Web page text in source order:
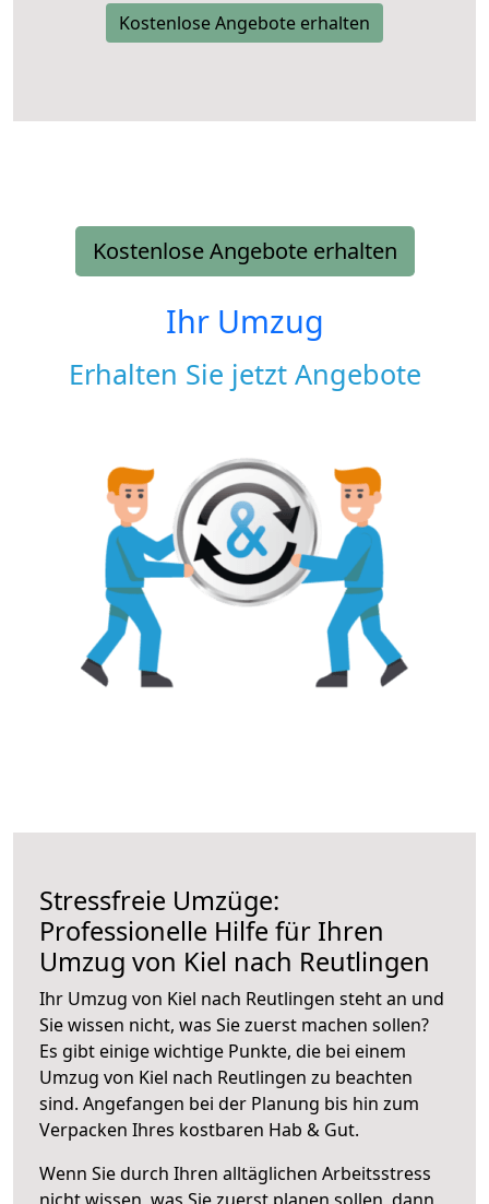
Kostenlose Angebote erhalten
Kostenlose Angebote erhalten
Ihr Umzug
Erhalten Sie jetzt Angebote
Stressfreie Umzüge:
Professionelle Hilfe für Ihren
Umzug von Kiel nach Reutlingen
Ihr Umzug von Kiel nach Reutlingen steht an und
Sie wissen nicht, was Sie zuerst machen sollen?
Es gibt einige wichtige Punkte, die bei einem
Umzug von Kiel nach Reutlingen zu beachten
sind. Angefangen bei der Planung bis hin zum
Verpacken Ihres kostbaren Hab & Gut.
Wenn Sie durch Ihren alltäglichen Arbeitsstress